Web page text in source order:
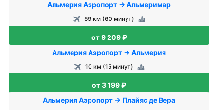
Альмерия Аэропорт → Альмеримар
59 км (60 минут)
от 9 209 ₽
Альмерия Аэропорт → Альмерия
10 км (15 минут)
от 3 199 ₽
Альмерия Аэропорт → Плайяс де Вера